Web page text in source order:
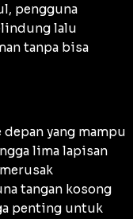
pengguna
lalu
tanpa bisa
yang mampu
lima lapisan
tangan kosong
penting untuk